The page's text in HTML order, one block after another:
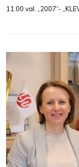
11.00 val. „2007“-